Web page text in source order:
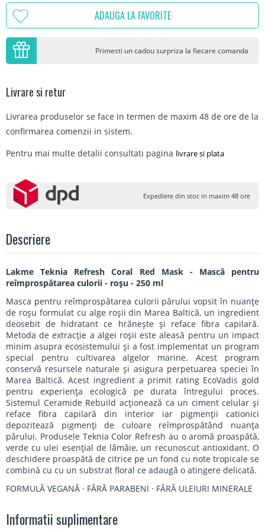
ADAUGA LA FAVORITE
Primesti un cadou surpriza la fiecare comanda
Livrare si retur
Livrarea produselor se face in termen de maxim 48 de ore de la
confirmarea comenzii in sistem.
Pentru mai multe detalii consultati pagina livrare si plata
Expediere din stoc in maxim 48 ore
Descriere
Lakme Teknia Refresh Coral Red Mask - Mască pentru
reîmprospătarea culorii - roșu - 250 ml
Masca pentru reîmprospătarea culorii părului vopsit în nuanțe
de roșu formulat cu alge roșii din Marea Baltică, un ingredient
deosebit de hidratant ce hrănește și reface fibra capilară.
Metoda de extracție a algei roșii este aleasă pentru un impact
minim asupra ecosistemului și a fost implementat un program
special pentru cultivarea algelor marine. Acest program
conservă resursele naturale și asigura perpetuarea speciei în
Marea Baltică. Acest ingredient a primit rating EcoVadis gold
pentru experiența ecologică pe durata întregului proces.
Sistemul Ceramide Rebuild acționează ca un ciment celular și
reface fibra capilară din interior iar pigmenții cationici
depozitează pigmenți de culoare reîmprospătând nuanța
părului. Produsele Teknia Color Refresh au o aromă proaspătă,
verde cu ulei esențial de lămâie, un recunoscut antioxidant. O
deschidere proaspătă de citrice pe un fond cu note tropicale se
combină cu cu un substrat floral ce adaugă o atingere delicată.
FORMULĂ VEGANĂ · FĂRĂ PARABENI · FĂRĂ ULEIURI MINERALE
Informatii suplimentare